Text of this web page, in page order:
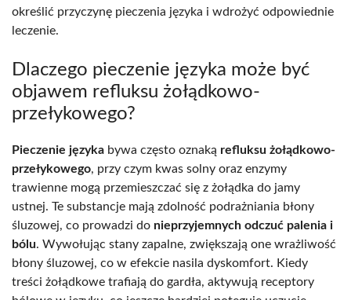
określić przyczynę pieczenia języka i wdrożyć odpowiednie
leczenie.
Dlaczego pieczenie języka może być
objawem refluksu żołądkowo-
przełykowego?
Pieczenie języka bywa często oznaką refluksu żołądkowo-
przełykowego, przy czym kwas solny oraz enzymy
trawienne mogą przemieszczać się z żołądka do jamy
ustnej. Te substancje mają zdolność podrażniania błony
śluzowej, co prowadzi do nieprzyjemnych odczuć palenia i
bólu. Wywołując stany zapalne, zwiększają one wrażliwość
błony śluzowej, co w efekcie nasila dyskomfort. Kiedy
treści żołądkowe trafiają do gardła, aktywują receptory